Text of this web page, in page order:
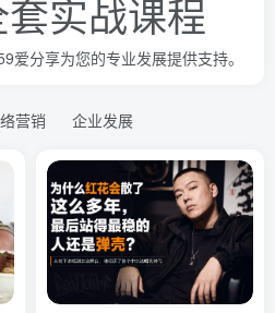
实战课程
爱分享为您的专业发展提供支持。
营销 企业发展